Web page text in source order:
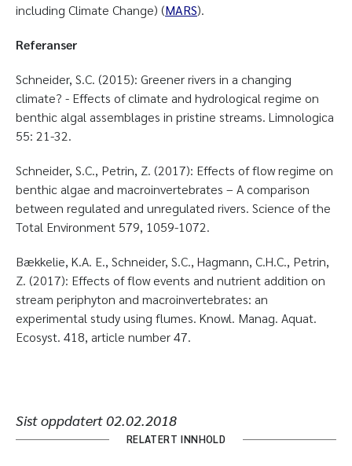
including Climate Change) (MARS).
Referanser
Schneider, S.C. (2015): Greener rivers in a changing
climate? - Effects of climate and hydrological regime on
benthic algal assemblages in pristine streams. Limnologica
55: 21-32.
Schneider, S.C., Petrin, Z. (2017): Effects of flow regime on
benthic algae and macroinvertebrates – A comparison
between regulated and unregulated rivers. Science of the
Total Environment 579, 1059-1072.
Bækkelie, K.A. E., Schneider, S.C., Hagmann, C.H.C., Petrin,
Z. (2017): Effects of flow events and nutrient addition on
stream periphyton and macroinvertebrates: an
experimental study using flumes. Knowl. Manag. Aquat.
Ecosyst. 418, article number 47.
Sist oppdatert02.02.2018
RELATERT INNHOLD